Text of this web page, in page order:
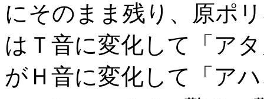
にそのまま残り、原ポ
はＴ音に変化して「ア
がＨ音に変化して「ア